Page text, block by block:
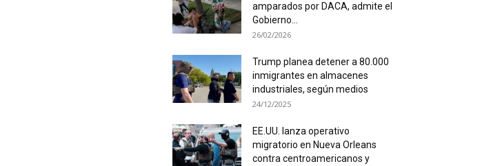
amparados por DACA, admite el
Gobierno...
26/02/2026
Trump planea detener a 80.000
inmigrantes en almacenes
industriales, según medios
24/12/2025
EE.UU. lanza operativo
migratorio en Nueva Orleans
contra centroamericanos y